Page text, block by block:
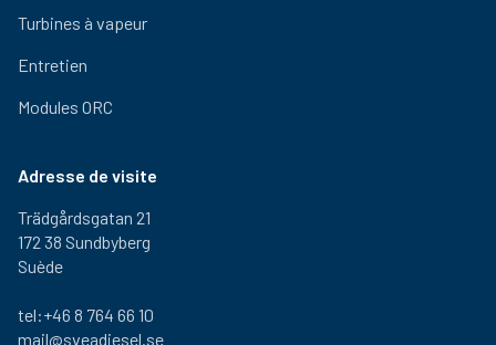
Turbines à vapeur
Entretien
Modules ORC
Adresse de visite
Trädgårdsgatan 21
172 38 Sundbyberg
Suède
tel:+46 8 764 66 10
mail@sveadiesel.se